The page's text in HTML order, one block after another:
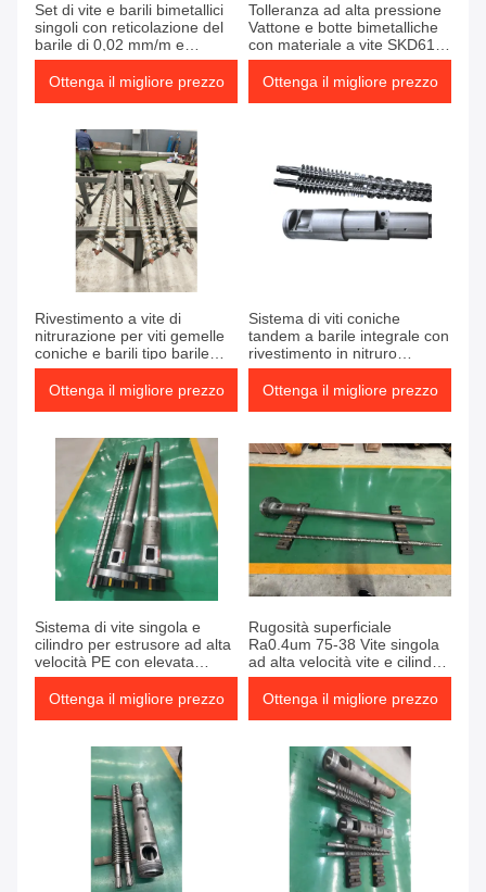
Set di vite e barili bimetallici
singoli con reticolazione del
barile di 0,02 mm/m e
riscaldamento da 5 kW per
estrusione di materie
Ottenga il migliore prezzo
Tolleranza ad alta pressione
Vattone e botte bimetalliche
con materiale a vite SKD61 e
4 zone di riscaldamento del
barile
Ottenga il migliore prezzo
Rivestimento a vite di
nitrurazione per viti gemelle
coniche e barili tipo barile
integrale con trattamento
superficiale di vite di
Ottenga il migliore prezzo
Sistema di viti coniche
tandem a barile integrale con
rivestimento in nitruro
resistente per la
movimentazione e la
Ottenga il migliore prezzo
Sistema di vite singola e
cilindro per estrusore ad alta
velocità PE con elevata
resistenza all'usura che
garantisce prestazioni
Ottenga il migliore prezzo
Rugosità superficiale
Ra0.4um 75-38 Vite singola
ad alta velocità vite e cilindro
per tubo in HDPE
Ottenga il migliore prezzo